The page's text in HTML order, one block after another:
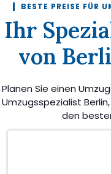
BESTE PREISE FÜR
Ihr
von
Planen Sie einen
Umzugsspezialist
den